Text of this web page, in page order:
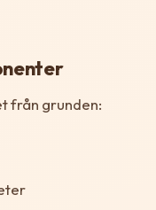
från grunden: